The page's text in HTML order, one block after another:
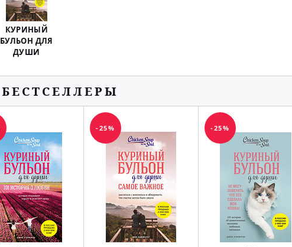
КУРИНЫЙ
БУЛЬОН ДЛЯ
ДУШИ
БЕСТСЕЛЛЕРЫ
-25% -25%